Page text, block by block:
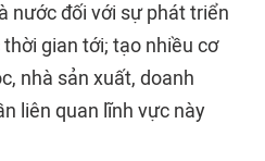
nước đối với sự phát triển
gian tới; tạo nhiều cơ
nhà sản xuất, doanh
liên quan lĩnh vực này